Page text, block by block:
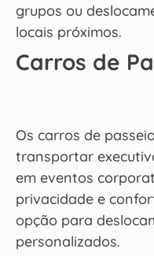
grupos ou
locais próximos.
Carros de
Os carros de
transportar
em eventos
privacidade e
opção para
personalizados.